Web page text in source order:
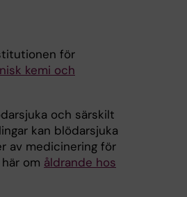
för
kemi och
och särskilt
kan blödarsjuka
av medicinering för
om åldrande hos